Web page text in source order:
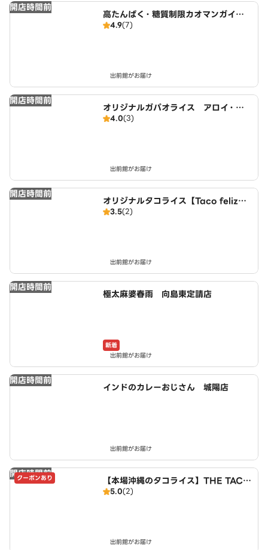
開店時間前
高たんぱく・糖質制限カオマンガイ
東京鶏飯食堂 伏見向島店
4.9(7)
出前館がお届け
開店時間前
オリジナルガパオライス アロイ・ガ
パオ 城陽店
4.0(3)
出前館がお届け
開店時間前
オリジナルタコライス【Taco feliz】
城陽店
3.5(2)
出前館がお届け
開店時間前
極太麻婆春雨 向島東定請店
新着
出前館がお届け
開店時間前
インドのカレーおじさん 城陽店
出前館がお届け
開店時間前
クーポンあり
【本場沖縄のタコライス】THE TACO
RICE HOUSE 伏見区向島東定請店
5.0(2)
出前館がお届け